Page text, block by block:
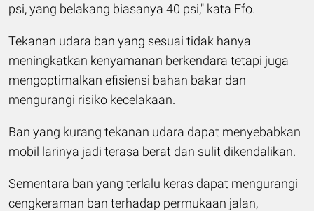
psi, yang belakang biasanya 40 psi," kata Efo.
Tekanan udara ban yang sesuai tidak hanya
meningkatkan kenyamanan berkendara tetapi juga
mengoptimalkan efisiensi bahan bakar dan
mengurangi risiko kecelakaan.
Ban yang kurang tekanan udara dapat menyebabkan
mobil larinya jadi terasa berat dan sulit dikendalikan.
Sementara ban yang terlalu keras dapat mengurangi
cengkeraman ban terhadap permukaan jalan,